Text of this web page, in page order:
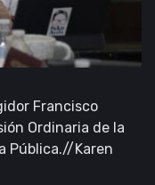
Francisco
Ordinaria de la
Pública.//Karen